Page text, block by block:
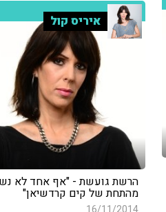
איריס קול
הרשת גועשת - "אף אחד לא
מהתחת של קים קרדשיאן"